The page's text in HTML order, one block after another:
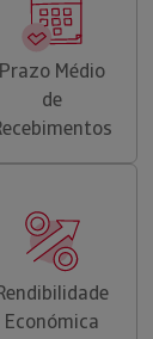
Prazo Médio
de
Económica